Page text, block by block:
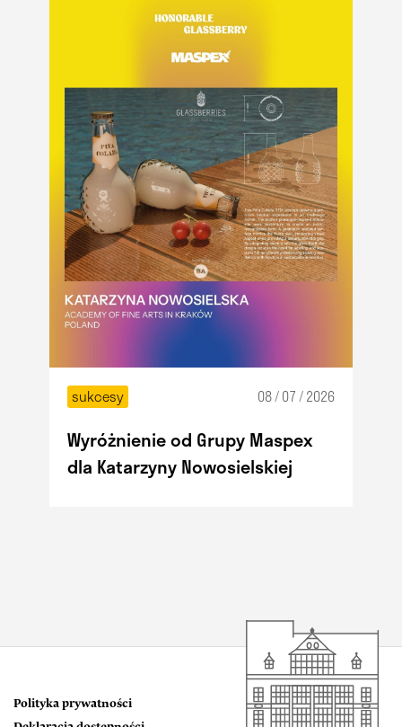
sukcesy 08 / 07 / 2026
Wyróżnienie od Grupy Maspex
dla Katarzyny Nowosielskiej
Polityka prywatności